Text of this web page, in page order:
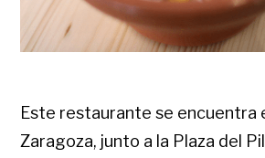
Este restaurante se encuentra
Zaragoza, junto a la Plaza del